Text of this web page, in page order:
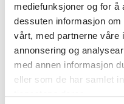
mediefunksjoner og for å
dessuten informasjon
vårt, med partnerne våre
annonsering og
med annen informasjon
eller som de har samlet
bevisstheten om